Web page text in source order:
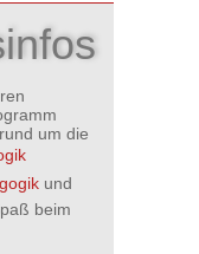
um die
und
beim